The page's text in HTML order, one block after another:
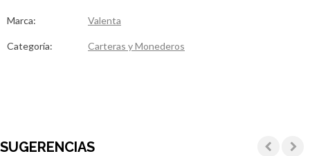
Marca: Valenta
Categoría: Carteras y Monederos
SUGERENCIAS